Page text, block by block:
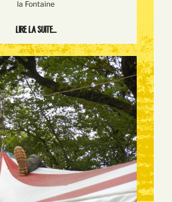
la Fontaine
Lire la suite...